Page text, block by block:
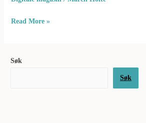
Read More »
Søk
Søk